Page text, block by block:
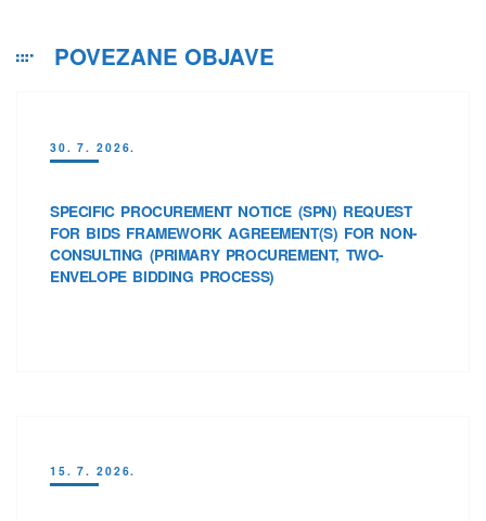
POVEZANE OBJAVE
30. 7. 2026.
SPECIFIC PROCUREMENT NOTICE (SPN) REQUEST
FOR BIDS FRAMEWORK AGREEMENT(S) FOR NON-
CONSULTING (PRIMARY PROCUREMENT, TWO-
ENVELOPE BIDDING PROCESS)
15. 7. 2026.